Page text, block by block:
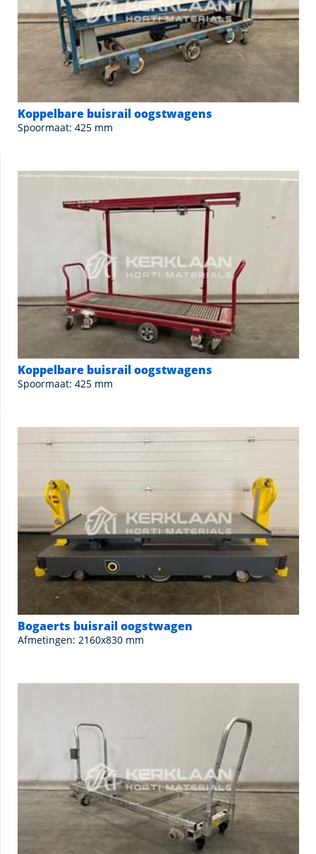
Koppelbare buisrail oogstwagens
Spoormaat: 425 mm
Koppelbare buisrail oogstwagens
Spoormaat: 425 mm
Bogaerts buisrail oogstwagen
Afmetingen: 2160x830 mm